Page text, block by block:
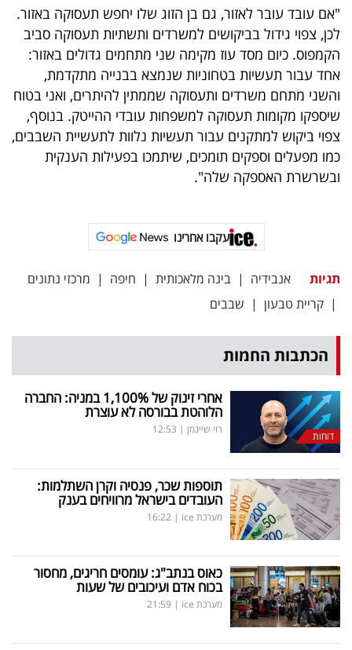
"אם עובד עובר לאזור, גם בן הזוג שלו יחפש תעסוקה באזור.
לכן, צפוי גידול בביקושים למשרדים ותשתיות תעסוקה סביב
הקמפוס. כיום מסד עוז מקימה שני מתחמים גדולים באזור:
אחד עבור תעשיות בטחוניות שנמצא בבנייה מתקדמת,
והשני מתחם משרדים ותעסוקה שממתין להיתרים, ואני בטוח
שיספקו מקומות תעסוקה למשפחות עובדי ההייטק. בנוסף,
צפוי ביקוש למתקנים עבור תעשיות נלוות לתעשיית השבבים,
כמו מפעלים וספקים תומכים, שיתמכו בפעילות הענקית
ובשרשרת האספקה שלה".
עקבו אחרינו
תגיות אנבידיה | בינה מלאכותית | חיפה | מרכזי נתונים
| קריית טבעון | שבבים
הכתבות החמות
דוחות
אחרי זינוק של 1,100% במניה: החברה
הלוהטת בבורסה לא עוצרת
רוי שיינמן |
12:53
תוספות שכר, פנסיה וקרן השתלמות:
העובדים בישראל מרוויחים בענק
מערכת ice |
16:22
כאוס בנתב"ג: עומסים חריגים, מחסור
בכוח אדם ועיכובים של שעות
מערכת ice |
21:59